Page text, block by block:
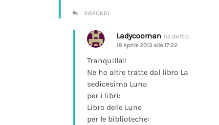
RISPONDI
Ladycooman ha detto:
18 Aprile 2013 alle 17:22
Tranquilla!!
Ne ho altre tratte dal libro La
sedicesima Luna
per i libri:
Libro delle Lune
per le biblioteche: